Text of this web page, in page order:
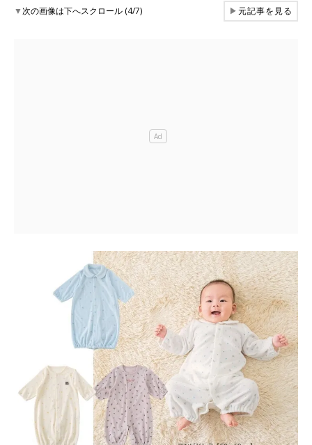
▼次の画像は下へスクロール (4/7) ▶元記事を見る